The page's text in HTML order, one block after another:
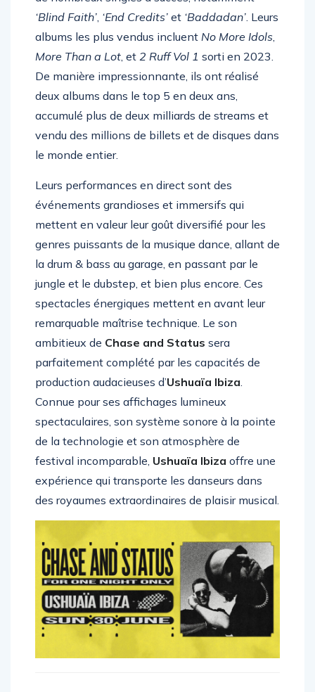
de nombreux singles à succès, notamment
‘Blind Faith’,‘End Credits’et‘Baddadan’ . Leurs
albums les plus vendus incluent No More Idols
More Than a Lot, et2 Ruff Vol 1sorti en 2023.
De manière impressionnante, ils ont réalisé
deux albums dans le top 5 en deux ans,
accumulé plus de deux milliards de streams et
vendu des millions de billets et de disques dans
Leurs performances en direct sont des
événements grandioses et immersifs qui
mettent en valeur leur goût diversifié pour les
genres puissants de la musique dance, allant de
la drum & bass au garage, en passant par le
jungle et le dubstep, et bien plus encore. Ces
spectacles énergiques mettent en avant leur
remarquable maîtrise technique. Le son
ambitieux de Chase and Statussera
parfaitement complété par les capacités de
production audacieuses d’Ushuaïa Ibiza
Connue pour ses affichages lumineux
spectaculaires, son système sonore à la pointe
de la technologie et son atmosphère de
festival incomparable,Ushuaïa Ibizaoffre une
expérience qui transporte les danseurs dans